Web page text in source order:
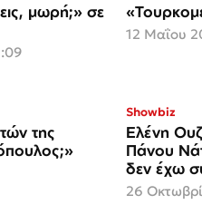
μωρή;» σε
12 Μαΐου
της
Showbiz
Ελένη
Πάνου
δεν έχω
26